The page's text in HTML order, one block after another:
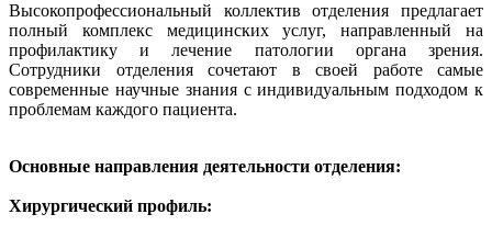
Высокопрофессиональный коллектив отделения предлагает
полный комплекс медицинских услуг, направленный на
профилактику и лечение патологии органа зрения.
Сотрудники отделения сочетают в своей работе самые
современные научные знания с индивидуальным подходом к
проблемам каждого пациента.
Основные направления деятельности отделения:
Хирургический профиль: